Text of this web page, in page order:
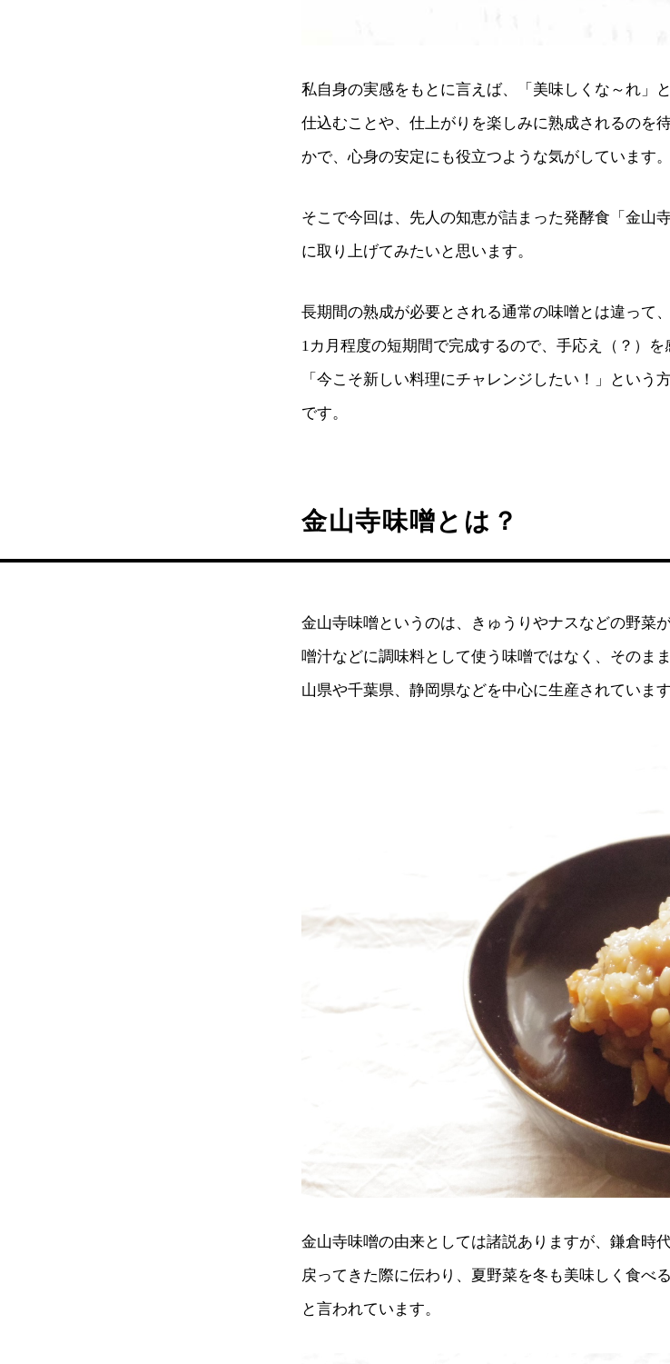
私自身の実感をもとに言えば、「美味しくな～れ」
仕込むことや、仕上がりを楽しみに熟成されるのを
かで、心身の安定にも役立つような気がしています。
そこで今回は、先人の知恵が詰まった発酵食「金山
に取り上げてみたいと思います。
長期間の熟成が必要とされる通常の味噌とは違って
1カ月程度の短期間で完成するので、手応え（？）を
「今こそ新しい料理にチャレンジしたい！」という
です。
金山寺味噌とは？
金山寺味噌というのは、きゅうりやナスなどの野菜
噌汁などに調味料として使う味噌ではなく、そのま
山県や千葉県、静岡県などを中心に生産されています
金山寺味噌の由来としては諸説ありますが、鎌倉時
戻ってきた際に伝わり、夏野菜を冬も美味しく食べ
と言われています。